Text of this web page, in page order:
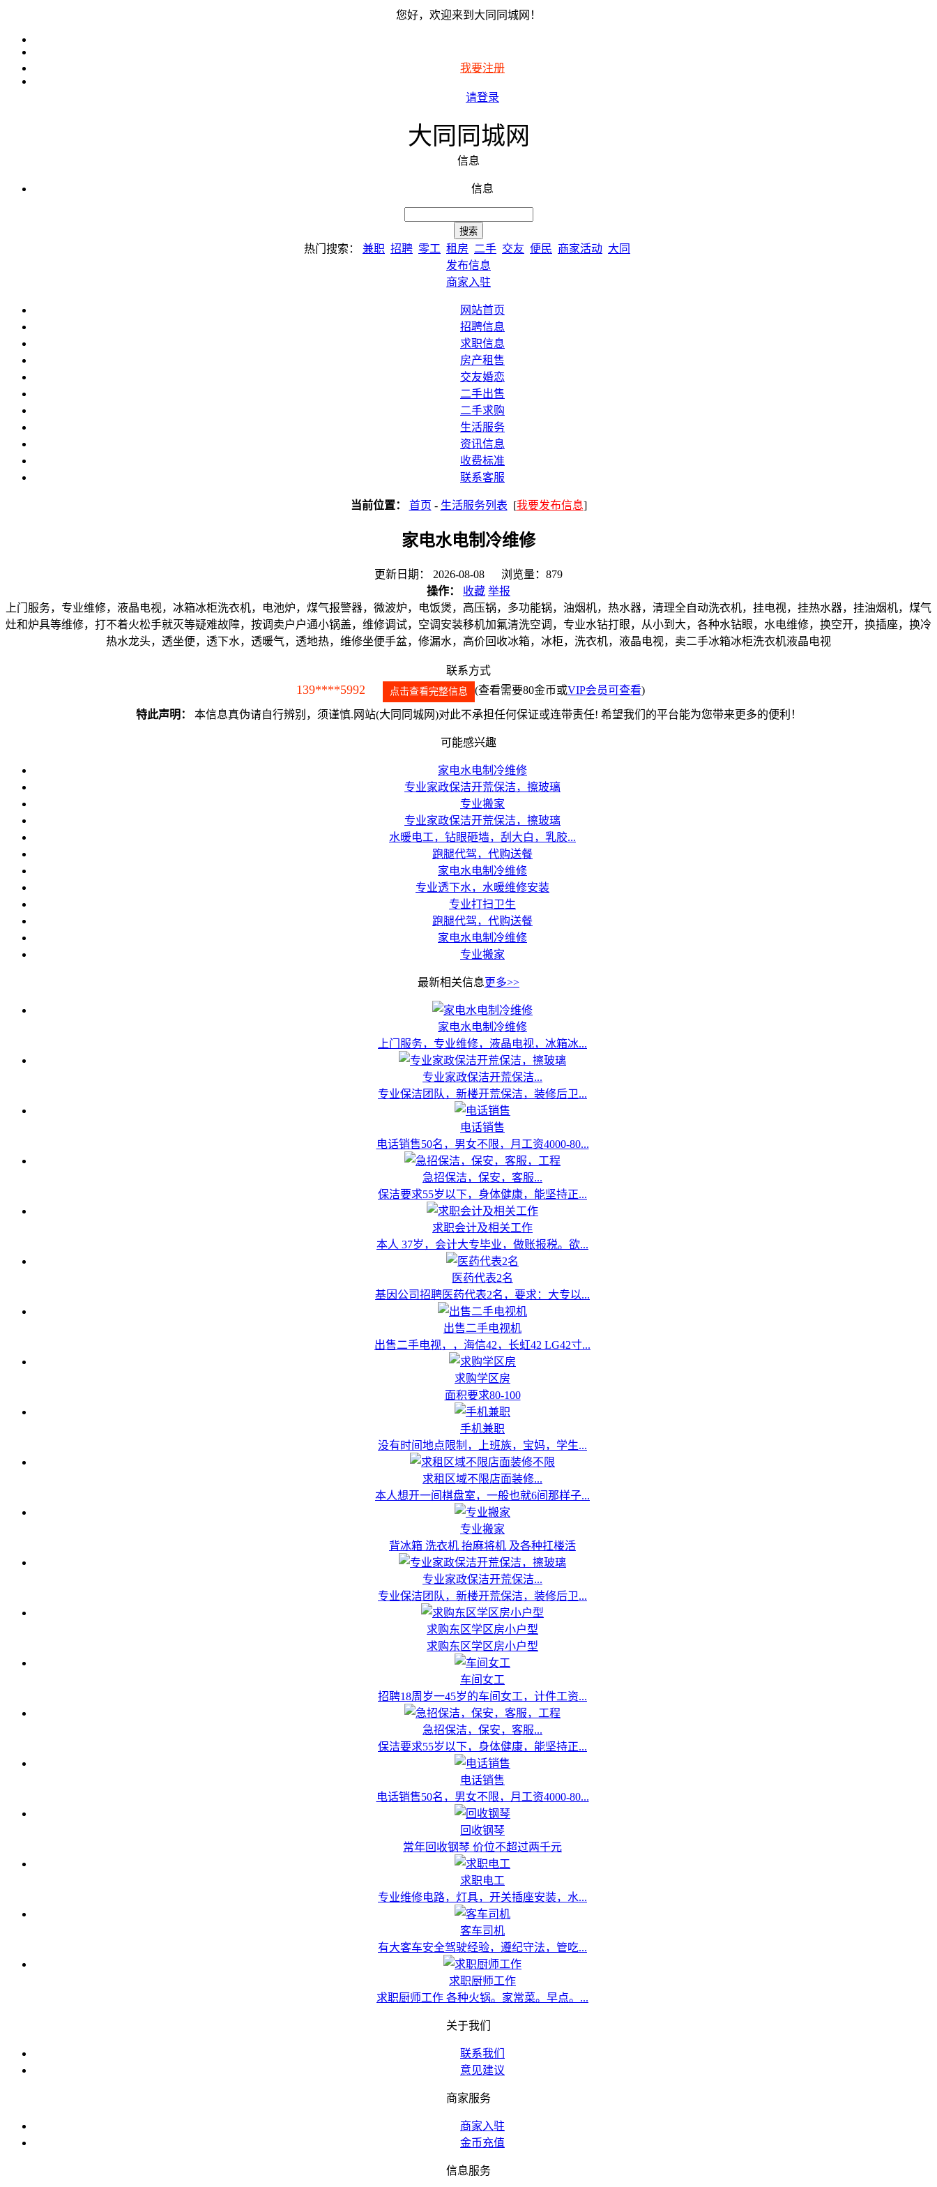
您好，欢迎来到大同同城网！
我要注册
请登录
大同同城网
信息
信息
热门搜索： 兼职 招聘 零工 租房 二手 交友 便民 商家活动 大同
发布信息
商家入驻
网站首页
招聘信息
求职信息
房产租售
交友婚恋
二手出售
二手求购
生活服务
资讯信息
收费标准
联系客服
当前位置： 首页 - 生活服务列表 [我要发布信息]
家电水电制冷维修
更新日期： 2026-08-08 浏览量：879
操作：
收藏 举报
上门服务，专业维修，液晶电视，冰箱冰柜洗衣机，电池炉，煤气报警器，微波炉，电饭煲，高压锅，多功能锅，油烟机，热水器，清理全自动洗衣机，挂电视，挂热水器，挂油烟机，煤气
灶和炉具等维修，打不着火松手就灭等疑难故障，按调卖户户通小锅盖，维修调试，空调安装移机加氟清洗空调，专业水钻打眼，从小到大，各种水钻眼，水电维修，换空开，换插座，换冷
热水龙头，透坐便，透下水，透暖气，透地热，维修坐便手盆，修漏水，高价回收冰箱，冰柜，洗衣机，液晶电视，卖二手冰箱冰柜洗衣机液晶电视
联系方式
139****5992 点击查看完整信息 (查看需要80金币或VIP会员可查看)
特此声明： 本信息真伪请自行辨别，须谨慎.网站(大同同城网)对此不承担任何保证或连带责任! 希望我们的平台能为您带来更多的便利！
可能感兴趣
家电水电制冷维修
专业家政保洁开荒保洁，擦玻璃
专业搬家
专业家政保洁开荒保洁，擦玻璃
水暖电工，钻眼砸墙，刮大白，乳胶...
跑腿代驾，代购送餐
家电水电制冷维修
专业透下水，水暖维修安装
专业打扫卫生
跑腿代驾，代购送餐
家电水电制冷维修
专业搬家
最新相关信息更多>>
家电水电制冷维修
上门服务，专业维修，液晶电视，冰箱冰...
专业家政保洁开荒保洁...
专业保洁团队，新楼开荒保洁，装修后卫...
电话销售
电话销售50名，男女不限，月工资4000-80...
急招保洁，保安，客服...
保洁要求55岁以下，身体健康，能坚持正...
求职会计及相关工作
本人 37岁，会计大专毕业，做账报税。欲...
医药代表2名
基因公司招聘医药代表2名，要求：大专以...
出售二手电视机
出售二手电视，，海信42，长虹42 LG42寸...
求购学区房
面积要求80-100
手机兼职
没有时间地点限制，上班族，宝妈，学生...
求租区域不限店面装修...
本人想开一间棋盘室，一般也就6间那样子...
专业搬家
背冰箱 洗衣机 抬麻将机 及各种扛楼活
专业家政保洁开荒保洁...
专业保洁团队，新楼开荒保洁，装修后卫...
求购东区学区房小户型
求购东区学区房小户型
车间女工
招聘18周岁一45岁的车间女工，计件工资...
急招保洁，保安，客服...
保洁要求55岁以下，身体健康，能坚持正...
电话销售
电话销售50名，男女不限，月工资4000-80...
回收钢琴
常年回收钢琴 价位不超过两千元
求职电工
专业维修电路，灯具，开关插座安装，水...
客车司机
有大客车安全驾驶经验，遵纪守法，管吃...
求职厨师工作
求职厨师工作 各种火锅。家常菜。早点。...
关于我们
联系我们
意见建议
商家服务
商家入驻
金币充值
信息服务